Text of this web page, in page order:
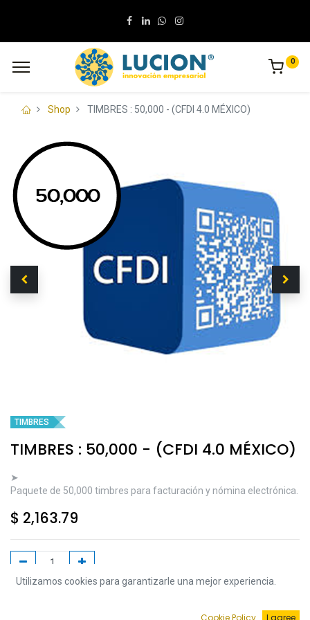
0
Shop TIMBRES : 50,000 - (CFDI 4.0 MÉXICO)
TIMBRES
TIMBRES : 50,000 - (CFDI 4.0 MÉXICO)
➤
Paquete de 50,000 timbres para facturación y nómina electrónica.
$ 2,163.79
Utilizamos cookies para garantizarle una mejor experiencia.
Cookie Policy I agree